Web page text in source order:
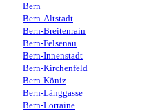
Bern
Bern-Altstadt
Bern-Breitenrain
Bern-Felsenau
Bern-Innenstadt
Bern-Kirchenfeld
Bern-Köniz
Bern-Länggasse
Bern-Lorraine